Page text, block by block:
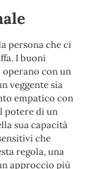
persona che ci
I buoni
con un
veggente sia
empatico con
potere di un
sua capacità
che
regola, una
approccio più